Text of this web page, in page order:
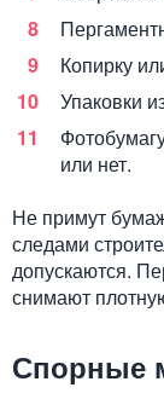
Копирку
Упаковки
или нет.
Не примут
следами
допускаются.
снимают
Спорные